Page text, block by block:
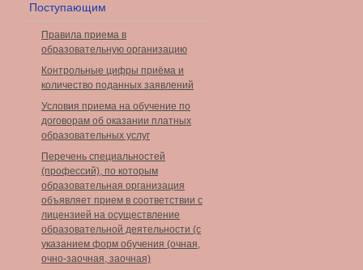
Поступающим
Правила приема в
образовательную организацию
Контрольные цифры приёма и
количество поданных заявлений
Условия приема на обучение по
договорам об оказании платных
образовательных услуг
Перечень специальностей
(профессий), по которым
образовательная организация
объявляет прием в соответствии с
лицензией на осуществление
образовательной деятельности (с
указанием форм обучения (очная,
очно-заочная, заочная)